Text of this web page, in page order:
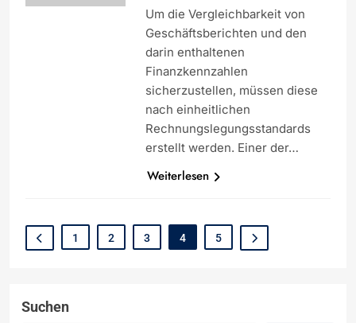
Um die Vergleichbarkeit von
Geschäftsberichten und den
darin enthaltenen
Finanzkennzahlen
sicherzustellen, müssen diese
nach einheitlichen
Rechnungslegungsstandards
erstellt werden. Einer der…
Weiterlesen
1 2 3 4 5
Suchen